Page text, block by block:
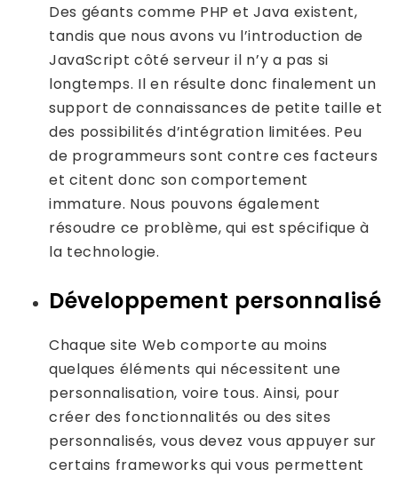
Des géants comme PHP et Java existent,
tandis que nous avons vu l’introduction de
JavaScript côté serveur il n’y a pas si
longtemps. Il en résulte donc finalement un
support de connaissances de petite taille et
des possibilités d’intégration limitées. Peu
de programmeurs sont contre ces facteurs
et citent donc son comportement
immature. Nous pouvons également
résoudre ce problème, qui est spécifique à
la technologie.
Développement personnalisé
Chaque site Web comporte au moins
quelques éléments qui nécessitent une
personnalisation, voire tous. Ainsi, pour
créer des fonctionnalités ou des sites
personnalisés, vous devez vous appuyer sur
certains frameworks qui vous permettent